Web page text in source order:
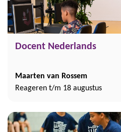
Docent Nederlands
Maarten van Rossem
Reageren t/m 18 augustus